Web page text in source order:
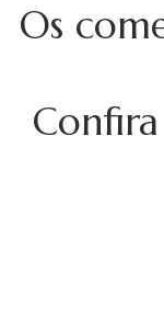
Os
Confira